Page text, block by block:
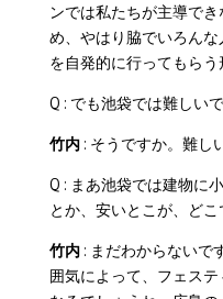
ンでは私たちが主導で
め、やはり脇でいろん
を自発的に行ってもらう
Q : でも池袋では難しいで
竹内: そうですか。難し
Q : まあ池袋では建物に
とか、安いとこが、ど
竹内: まだわからないで
囲気によって、フェス